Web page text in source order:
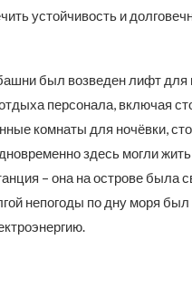
устойчивость и
был возведен лифт для
персонала, включая
комнаты для ночёвки,
здесь могли
– она на острове была
непогоды по дну моря